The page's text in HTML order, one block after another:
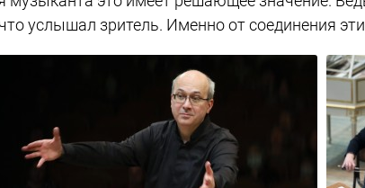
услышал зритель. Именно от соединения